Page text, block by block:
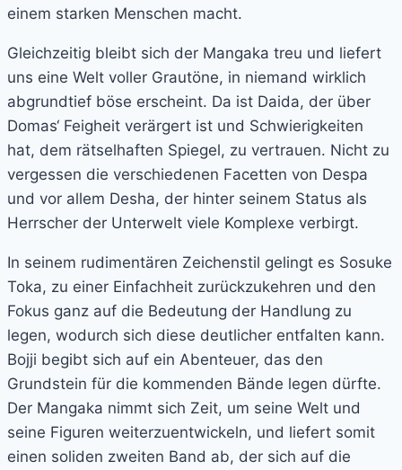
einem starken Menschen macht.
Gleichzeitig bleibt sich der Mangaka treu und liefert
uns eine Welt voller Grautöne, in niemand wirklich
abgrundtief böse erscheint. Da ist Daida, der über
Domas‘ Feigheit verärgert ist und Schwierigkeiten
hat, dem rätselhaften Spiegel, zu vertrauen. Nicht zu
vergessen die verschiedenen Facetten von Despa
und vor allem Desha, der hinter seinem Status als
Herrscher der Unterwelt viele Komplexe verbirgt.
In seinem rudimentären Zeichenstil gelingt es Sosuke
Toka, zu einer Einfachheit zurückzukehren und den
Fokus ganz auf die Bedeutung der Handlung zu
legen, wodurch sich diese deutlicher entfalten kann.
Bojji begibt sich auf ein Abenteuer, das den
Grundstein für die kommenden Bände legen dürfte.
Der Mangaka nimmt sich Zeit, um seine Welt und
seine Figuren weiterzuentwickeln, und liefert somit
einen soliden zweiten Band ab, der sich auf die